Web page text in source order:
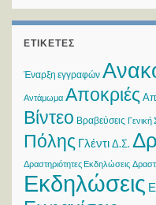
ΕΤΙΚΈΤΕΣ
Έναρξη εγγραφών
Αντάμωμα Αποκριές
Βίντεο Βραβεύσεις
Πόλης ΓλέντιΔ.Σ.
Δραστηριότητες Εκδηλώσεις
Εκδηλώσεις